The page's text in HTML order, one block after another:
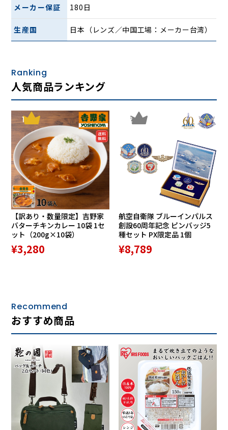
・ 圧倒的なフィット感と爽快感： 鼻パッドがないエアフラ
イ独自の構造にバンパーが加わることで、かつてない安定感
と風防性能を両立しました。自転車以外にもランニングなど
幅広いスポーツでその性能を発揮します。
■ AF-306 C-1RE（ブルーマット）
余分なギラツキを抑えるミラー加工 ※調光ではありませ
ん。
・ ゴールドミラーコート： 表面に施されたミラー加工が余
分なギラつきを効果的に抑制。見た目の精悍さと高い遮光性
を両立しています。
スペック。眩しさによる目の疲れを軽減します。
・ 紫外線カット率：99%以上 目に有害な紫外線をカット
し、大切な目を保護します。
AirFly（エアフライ）構造・設計
メーカー保証 180日
生産国 日本（レンズ／中国工場：メーカー台湾）
Ranking
人気商品ランキング
1
【訳あり・数量限定】吉野家
バターチキンカレー 10袋 1セ
ット（200g×10袋）
¥3,280
2
航空自衛隊 ブルーインパルス
創設60周年記念 ピンバッジ5
種セット PX限定品 1個
¥8,789
Recommend
おすすめ商品